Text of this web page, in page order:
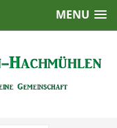
MENU